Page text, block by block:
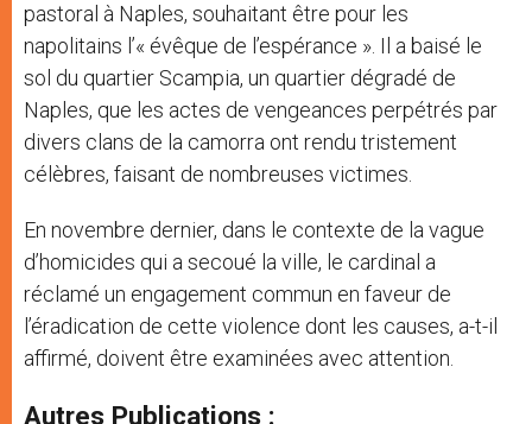
pastoral à Naples, souhaitant être pour les
napolitains l’« évêque de l’espérance ». Il a baisé le
sol du quartier Scampia, un quartier dégradé de
Naples, que les actes de vengeances perpétrés par
divers clans de la camorra ont rendu tristement
célèbres, faisant de nombreuses victimes.
En novembre dernier, dans le contexte de la vague
d’homicides qui a secoué la ville, le cardinal a
réclamé un engagement commun en faveur de
l’éradication de cette violence dont les causes, a-t-il
affirmé, doivent être examinées avec attention.
Autres Publications :